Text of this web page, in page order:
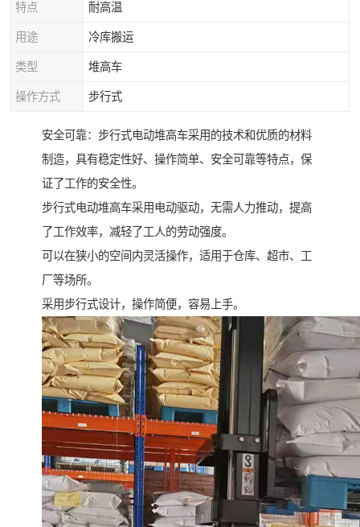
特点 耐高温
用途 冷库搬运
类型 堆高车
操作方式 步行式
安全可靠：步行式电动堆高车采用的技术和优质的材料
制造，具有稳定性好、操作简单、安全可靠等特点，保
证了工作的安全性。
步行式电动堆高车采用电动驱动，无需人力推动，提高
了工作效率，减轻了工人的劳动强度。
可以在狭小的空间内灵活操作，适用于仓库、超市、工
厂等场所。
采用步行式设计，操作简便，容易上手。